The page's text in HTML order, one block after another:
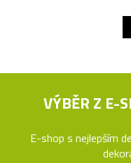
VÝBĚR Z E-
E-shop s nejlepším